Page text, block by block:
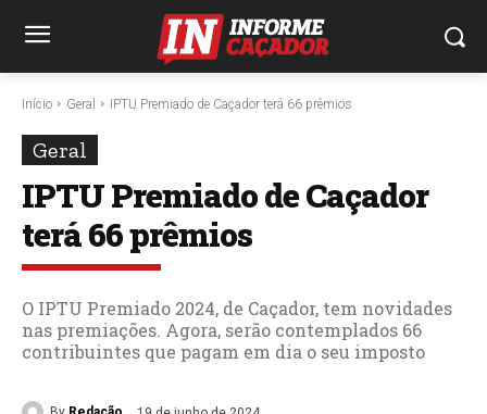
Início Geral IPTU Premiado de Caçador terá 66 prêmios
Geral
IPTU Premiado de Caçador
terá 66 prêmios
O IPTU Premiado 2024, de Caçador, tem novidades
nas premiações. Agora, serão contemplados 66
contribuintes que pagam em dia o seu imposto